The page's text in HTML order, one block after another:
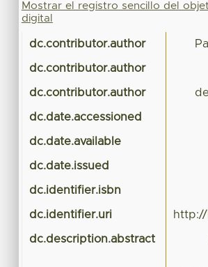
Mostrar el registro sencillo del
digital
dc.contributor.author
dc.contributor.author
dc.contributor.author
dc.date.accessioned
dc.date.available
dc.date.issued
dc.identifier.isbn
dc.identifier.uri http://
dc.description.abstract